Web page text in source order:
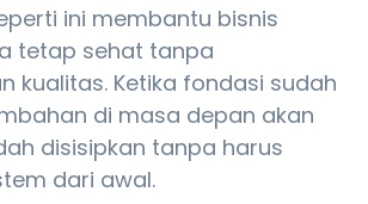
ini membantu bisnis
tetap sehat tanpa
kualitas. Ketika fondasi sudah
di masa depan akan
disisipkan tanpa harus
dari awal.